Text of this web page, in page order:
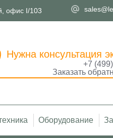
офис I/103
Нужна консультация
+7
Заказать
Оборудование